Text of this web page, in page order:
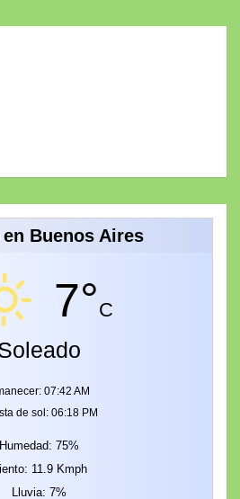
Buenos Aires
7°C
07:42 AM
de sol: 06:18 PM
Humedad: 75%
11.9 Kmph
Lluvia: 7%